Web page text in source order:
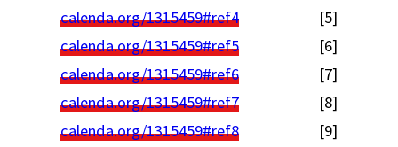
calenda.org/1315459#ref4 [5]
calenda.org/1315459#ref5 [6]
calenda.org/1315459#ref6 [7]
calenda.org/1315459#ref7 [8]
calenda.org/1315459#ref8 [9]